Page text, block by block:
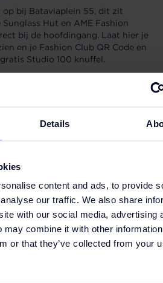
Details
content and ads, to provide
our traffic. We also share
with our social media, advertising
may combine it with other
or that they’ve collected from your
op bij Bataviaplein 55, dit zit
Hut en AME Fashion
bij de hoofdingang. Laat hier je
en je Fashion Club QR Code en
Studio 100 knuffel.
Shop, Twelve12
– 20.00 uur
12.00 - 20.00 uur
12.00 - 20.00 uur
12.00 - 20.00 uur
12.00 - 20.00 uur